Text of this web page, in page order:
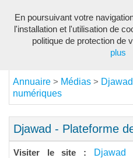
Annuaire > Médias >
numériques
Djawad - Plateforme
Visiter le site :
Djawad
En poursuivant votre
l'installation et l'utilisation de
politique de protection de
plus